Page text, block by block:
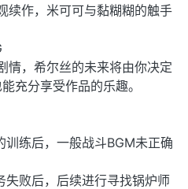
续作，米可可与黏糊糊的触手
情，希尔丝的未来将由你决定
充分享受作品的乐趣。
练后，一般战斗BGM未正确
失败后，后续进行寻找锅炉师